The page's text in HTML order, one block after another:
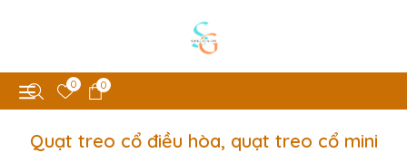
0 0
Quạt treo cổ điều hòa, quạt treo cổ mini